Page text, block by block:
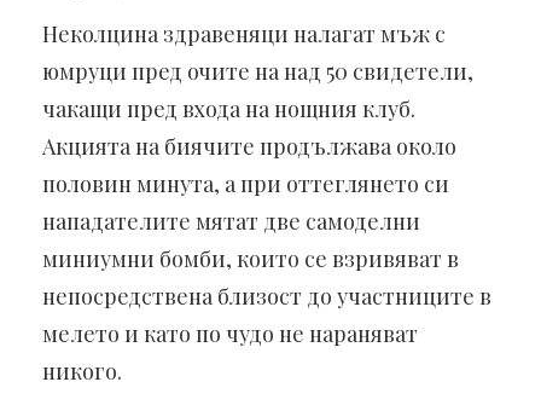
Неколцина здравеняци налагат мъж с
юмруци пред очите на над 50 свидетели,
чакащи пред входа на нощния клуб.
Акцията на биячите продължава около
половин минута, а при оттеглянето си
нападателите мятат две самоделни
миниумни бомби, които се взривяват в
непосредствена близост до участниците в
мелето и като по чудо не нараняват
никого.